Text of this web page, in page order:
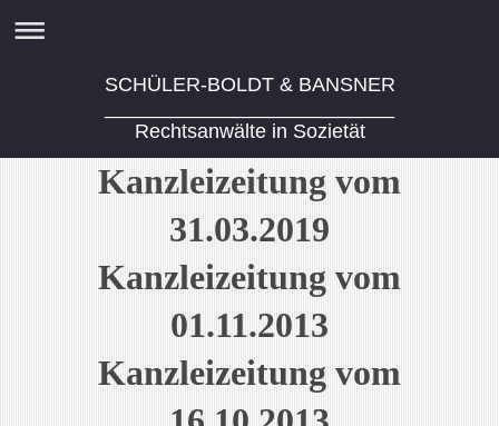
SCHÜLER-BOLDT & BANSNER
Rechtsanwälte in Sozietät
Kanzleizeitung vom
31.03.2019
Kanzleizeitung vom
01.11.2013
Kanzleizeitung vom